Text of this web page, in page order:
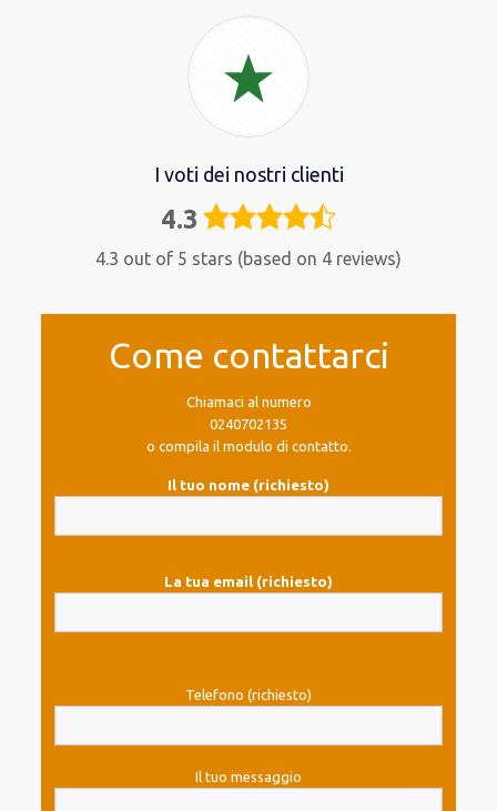
I voti dei nostri clienti
4.3 4,3
4.3 out of 5 stars (based on 4 reviews)
Come contattarci
Chiamaci al numero
0240702135
o compila il modulo di contatto.
Il tuo nome (richiesto)
La tua email (richiesto)
Telefono (richiesto)
Il tuo messaggio